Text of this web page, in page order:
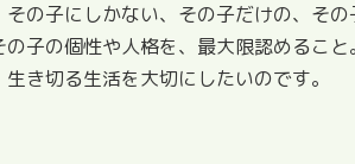
の子にしかない、その子だけの、そ
子の個性や人格を、最大限認めること
き切る生活を大切にしたいのです。